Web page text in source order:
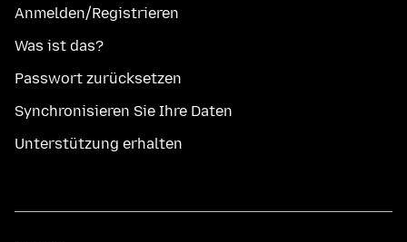
Anmelden/Registrieren
Was ist das?
Passwort zurücksetzen
Synchronisieren Sie Ihre Daten
Unterstützung erhalten